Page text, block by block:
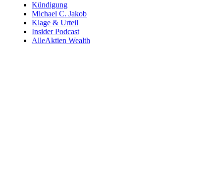
Kündigung
Michael C. Jakob
Klage & Urteil
Insider Podcast
AlleAktien Wealth